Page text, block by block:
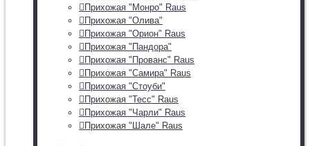
Прихожая "Монро" Raus
Прихожая "Олива"
Прихожая "Орион" Raus
Прихожая "Пандора"
Прихожая "Прованс" Raus
Прихожая "Самира" Raus
Прихожая "Стоуби"
Прихожая "Тесс" Raus
Прихожая "Чарли" Raus
Прихожая "Шале" Raus